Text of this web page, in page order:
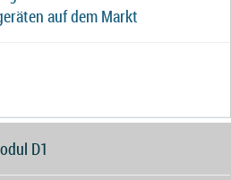
auf dem Markt
D1